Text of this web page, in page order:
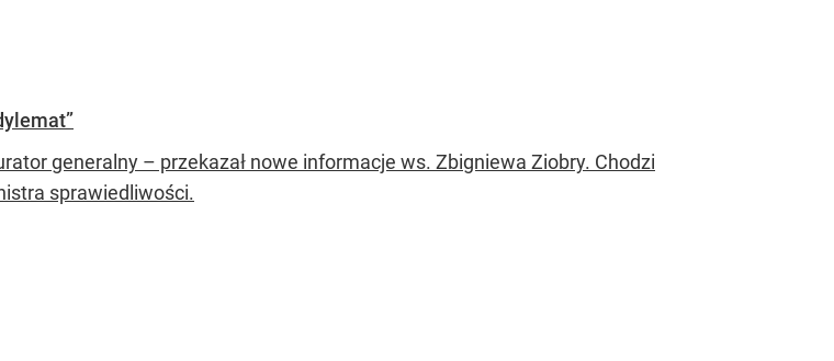
generalny – przekazał nowe informacje ws. Zbigniewa Ziobry. Chodzi
sprawiedliwości.